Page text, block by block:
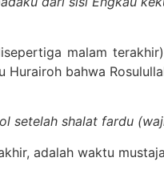
malam
bahwa
setelah shalat fardu
adalah waktu